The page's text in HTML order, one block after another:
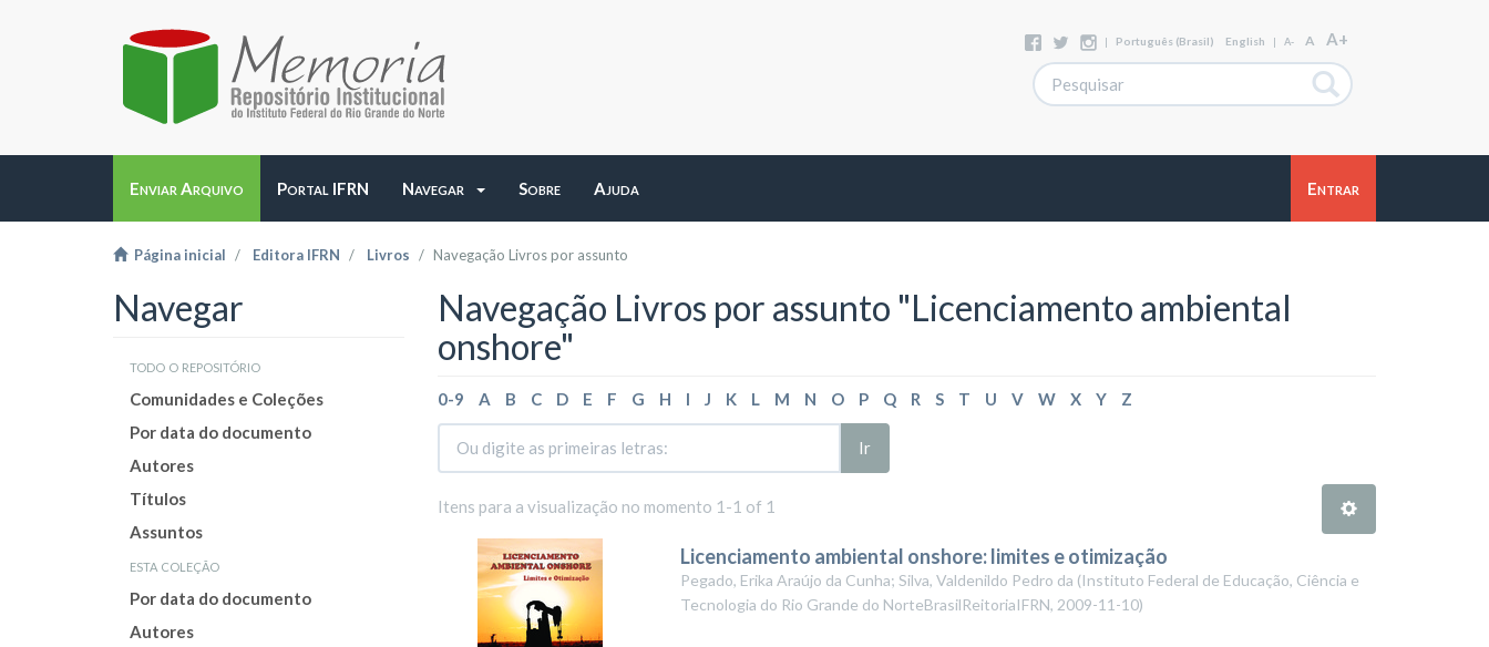
| Português (Brasil) English | A- A A+
Enviar Arquivo Portal IFRN Navegar Sobre Ajuda Entrar
Página inicial Editora IFRN Livros Navegação Livros por assunto
Navegar
todo o repositório
Comunidades e Coleções
Por data do documento
Autores
Títulos
Assuntos
esta coleção
Por data do documento
Autores
Navegação Livros por assunto "Licenciamento ambiental
onshore"
0-9 A B C D E F G H I J K L M N O P Q R S T U V W X Y Z
Ir
Itens para a visualização no momento 1-1 of 1
Licenciamento ambiental onshore: limites e otimização
Pegado, Erika Araújo da Cunha; Silva, Valdenildo Pedro da (Instituto Federal de Educação, Ciência e
Tecnologia do Rio Grande do NorteBrasilReitoriaIFRN, 2009-11-10)